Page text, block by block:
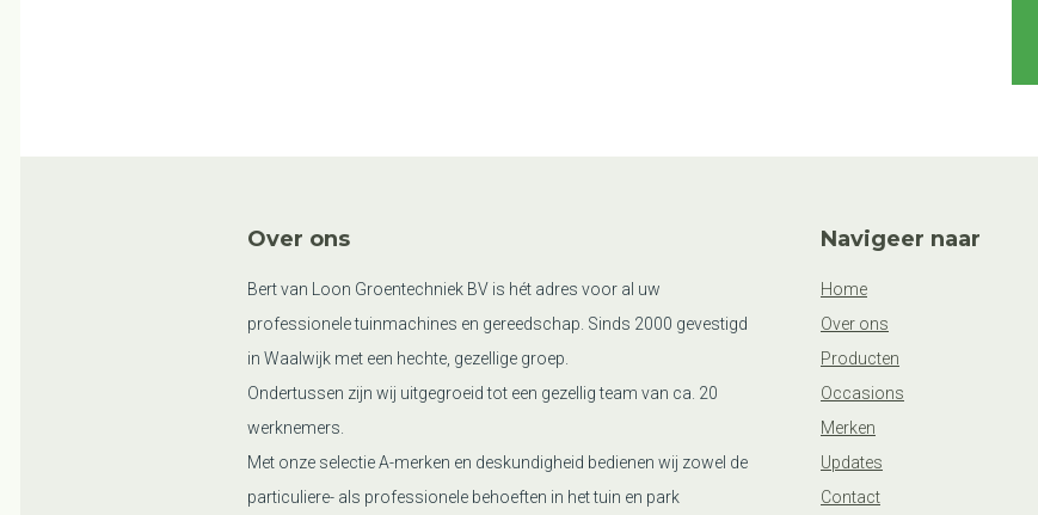
Over ons
Bert van Loon Groentechniek BV is hét adres voor al uw
professionele tuinmachines en gereedschap. Sinds 2000 gevestigd
in Waalwijk met een hechte, gezellige groep.
Ondertussen zijn wij uitgegroeid tot een gezellig team van ca. 20
werknemers.
Met onze selectie A-merken en deskundigheid bedienen wij zowel de
particuliere- als professionele behoeften in het tuin en park
Navigeer naar
Home
Over ons
Producten
Occasions
Merken
Updates
Contact